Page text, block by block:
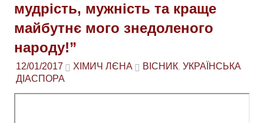
мудрість, мужність та краще
майбутнє мого знедоленого
народу!”
12/01/2017 ХІМИЧ ЛЄНА ВІСНИК, УКРАЇНСЬКА
ДІАСПОРА